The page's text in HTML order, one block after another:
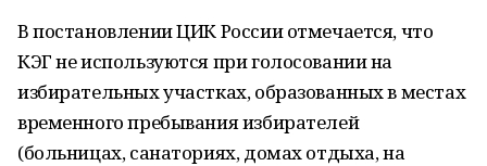
В постановлении ЦИК России отмечается, что
КЭГ не используются при голосовании на
избирательных участках, образованных в местах
временного пребывания избирателей
(больницах, санаториях, домах отдыха, на